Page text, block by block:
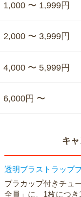
1,000 〜 1,999円
2,000 〜 3,999円
4,000 〜 5,999円
6,000円 〜
キ
透明ブラストラップ
ブラカップ付きチュ
全員」に、1枚につ